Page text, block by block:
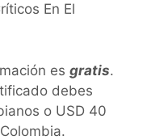
En El
es gratis.
debes
o USD 40